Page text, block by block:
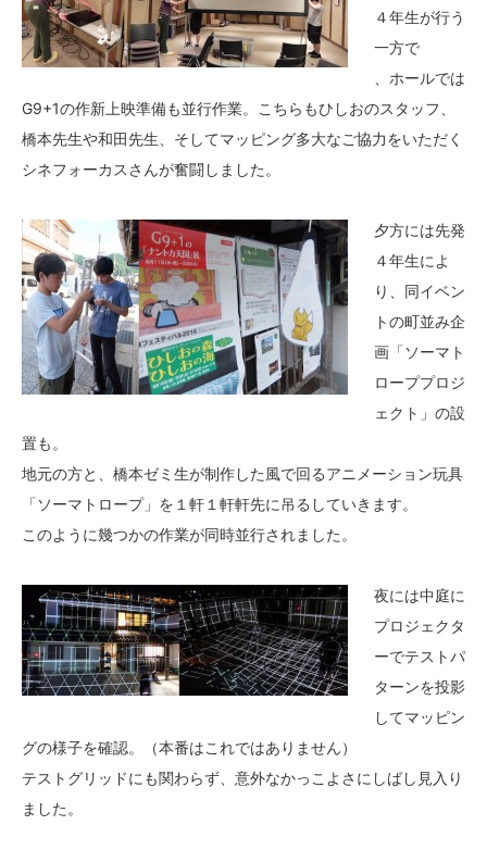
４年生が行う
一方で
、ホールでは
G9+1の作新上映準備も並行作業。こちらもひしおのスタッフ、
橋本先生や和田先生、そしてマッピング多大なご協力をいただく
シネフォーカスさんが奮闘しました。
夕方には先発
４年生によ
り、同イベン
トの町並み企
画「ソーマト
ローププロジ
ェクト」の設
置も。
地元の方と、橋本ゼミ生が制作した風で回るアニメーション玩具
「ソーマトロープ」を１軒１軒軒先に吊るしていきます。
このように幾つかの作業が同時並行されました。
夜には中庭に
プロジェクタ
ーでテストパ
ターンを投影
してマッピン
グの様子を確認。（本番はこれではありません）
テストグリッドにも関わらず、意外なかっこよさにしばし見入り
ました。